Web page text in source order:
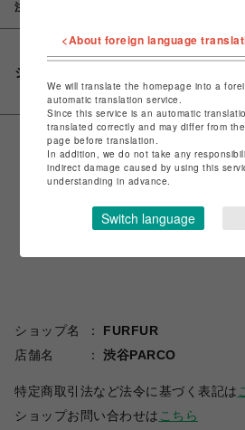
注意事項
シェアする
ショップ名
FURFUR
店舗名
渋谷PARCO
特定商取引法など法令に基づく表記は
ショップお問い合わせは こちら
<About foreign language
We will translate the homepage into a
automatic translation service.
Since this service is an automatic
translated correctly and may differ from
page before translation.
In addition, we do not take any
indirect damage caused by using this
understanding in advance.
Switch language